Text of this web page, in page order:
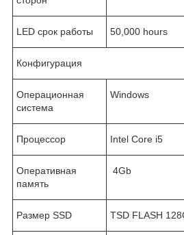
LED срок работы 50,000 hours
Конфигурация
Операционная
система
Windows
Процессор Intel Core i5
Оперативная
память
4Gb
Размер SSD TSD FLASH